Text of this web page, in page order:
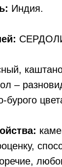
Индия.
–
бурого